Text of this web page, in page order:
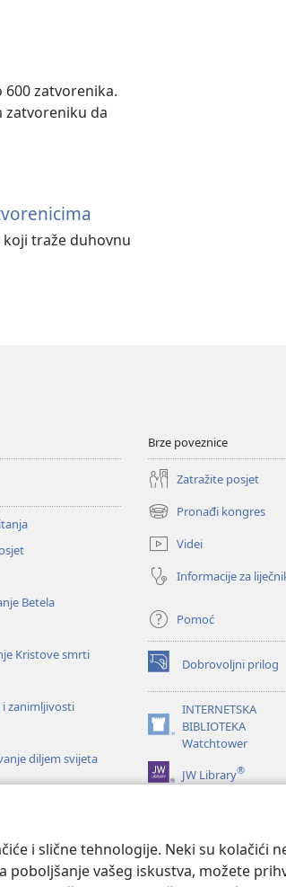
i slične tehnologije. Neki su kolačići
vašeg iskustva, možete
600 zatvorenika.
zatvoreniku da
koji traže duhovnu
Betela
Kristove smrti
i zanimljivosti
diljem svijeta
Brze poveznice
Zatražite posjet
Pronađi kongres
(otvara
se
novi
prozor)
Videi
Informacije za
Pomoć
Dobrovoljni prilog
(otvara
se
prozor)
INTERNETSKA
BIBLIOTEKA
Watchtower
(otvara
novi
prozor)
JW Library®